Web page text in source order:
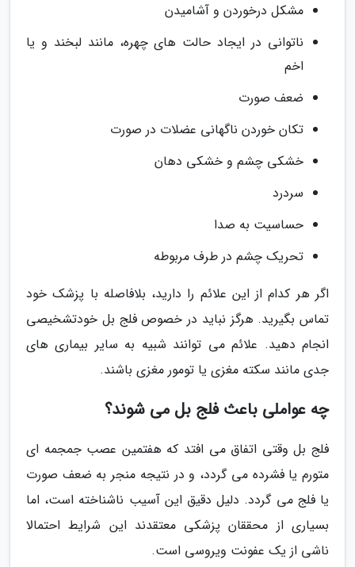
مشکل درخوردن و آشامیدن
ناتوانی در ایجاد حالت های چهره، مانند لبخند و یا
اخم
ضعف صورت
تکان خوردن ناگهانی عضلات در صورت
خشکی چشم و خشکی دهان
سردرد
حساسیت به صدا
تحریک چشم در طرف مربوطه
اگر هر کدام از این علائم را دارید، بلافاصله با پزشک خود
تماس بگیرید. هرگز نباید در خصوص فلج بل خودتشخیصی
انجام دهید. علائم می توانند شبیه به سایر بیماری های
جدی مانند سکته مغزی یا تومور مغزی باشند.
چه عواملی باعث فلج بل می شوند؟
فلج بل وقتی اتفاق می افتد که هفتمین عصب جمجمه ای
متورم یا فشرده می گردد، و در نتیجه منجر به ضعف صورت
یا فلج می گردد. دلیل دقیق این آسیب ناشناخته است، اما
بسیاری از محققان پزشکی معتقدند این شرایط احتمالا
ناشی از یک عفونت ویروسی است.